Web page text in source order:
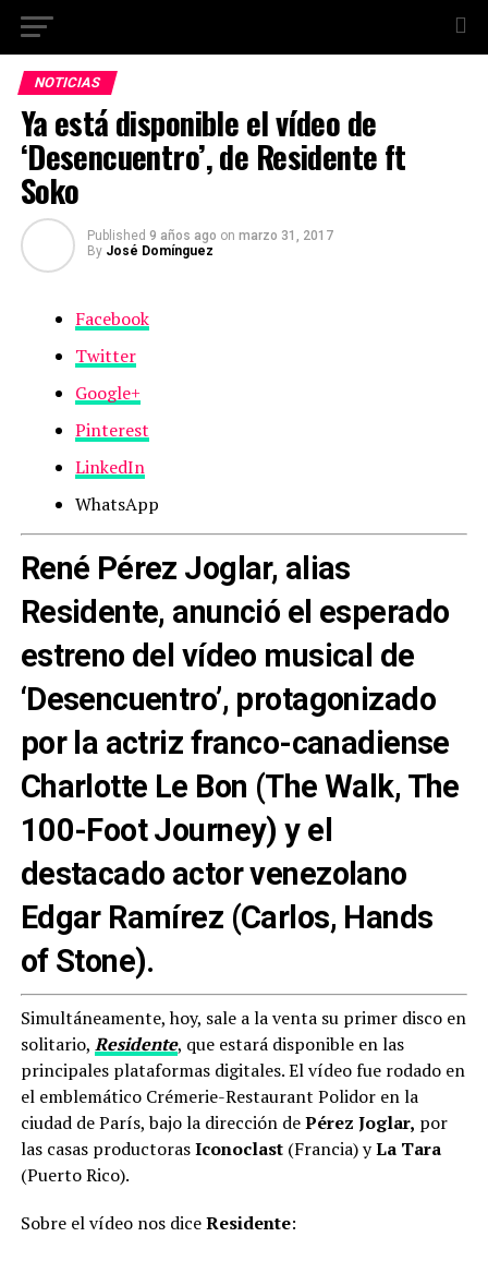
NOTICIAS
Ya está disponible el vídeo de
‘Desencuentro’, de Residente ft
Soko
Published 9 años ago on marzo 31, 2017
By José Domínguez
Facebook
Twitter
Google+
Pinterest
LinkedIn
WhatsApp
René Pérez Joglar, alias
Residente, anunció el esperado
estreno del vídeo musical de
‘Desencuentro’, protagonizado
por la actriz franco-canadiense
Charlotte Le Bon (The Walk, The
100-Foot Journey) y el
destacado actor venezolano
Edgar Ramírez (Carlos, Hands
of Stone).
Simultáneamente, hoy, sale a la venta su primer disco en
solitario, Residente, que estará disponible en las
principales plataformas digitales. El vídeo fue rodado en
el emblemático Crémerie-Restaurant Polidor en la
ciudad de París, bajo la dirección dePérez Joglar, por
las casas productorasIconoclast(Francia) yLa Tara
(Puerto Rico).
Sobre el vídeo nos diceResidente: